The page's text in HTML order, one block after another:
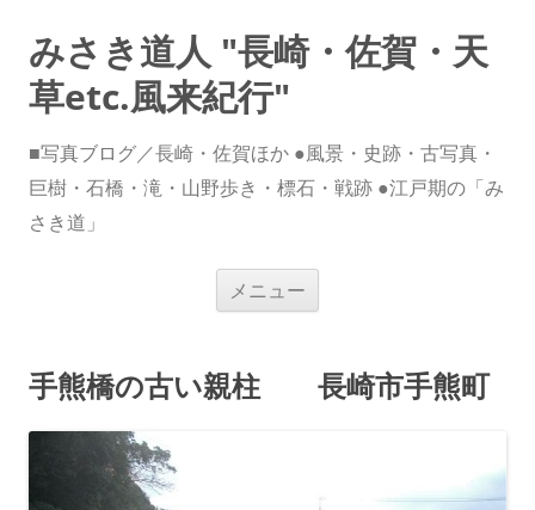
みさき道人 "長崎・佐賀・天
草etc.風来紀行"
■写真ブログ／長崎・佐賀ほか ●風景・史跡・古写真・
巨樹・石橋・滝・山野歩き・標石・戦跡 ●江戸期の「み
さき道」
メニュー
ス
キ
手熊橋の古い親柱 長崎市手熊町